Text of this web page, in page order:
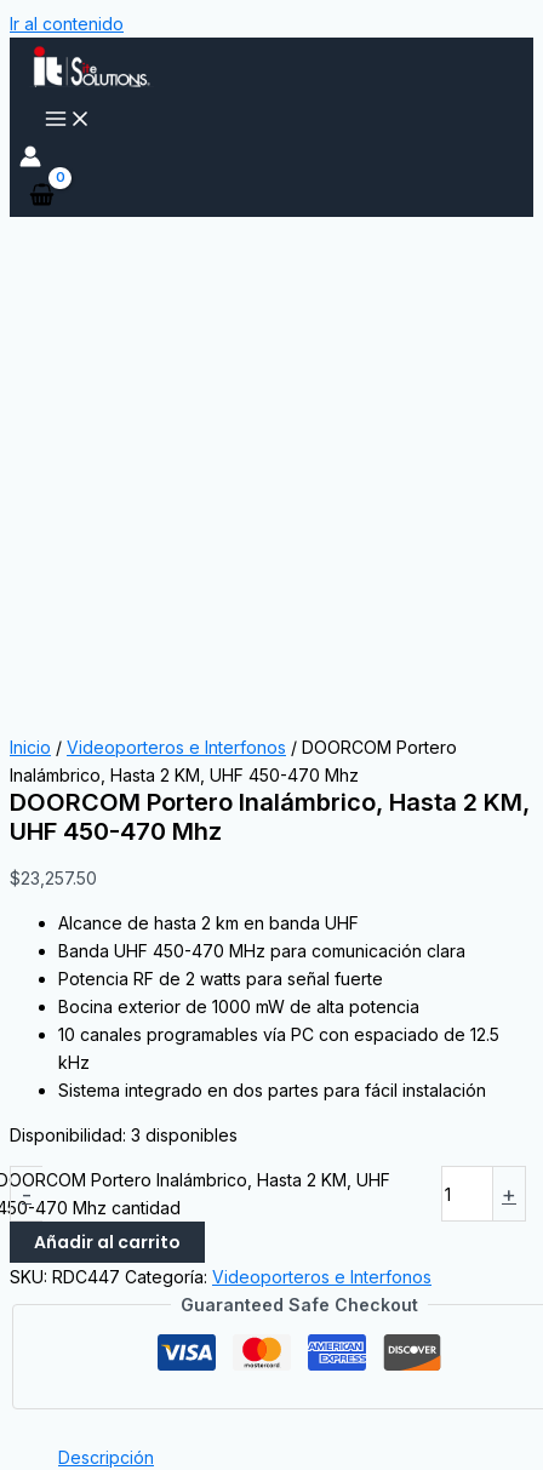
Ir al contenido
Inicio / Videoporteros e Interfonos / DOORCOM Portero
Inalámbrico, Hasta 2 KM, UHF 450-470 Mhz
DOORCOM Portero Inalámbrico, Hasta 2 KM,
UHF 450-470 Mhz
$23,257.50
Alcance de hasta 2 km en banda UHF
Banda UHF 450-470 MHz para comunicación clara
Potencia RF de 2 watts para señal fuerte
Bocina exterior de 1000 mW de alta potencia
10 canales programables vía PC con espaciado de 12.5
kHz
Sistema integrado en dos partes para fácil instalación
Disponibilidad: 3 disponibles
-
Portero Inalámbrico, Hasta 2 KM, UHF
470 Mhz cantidad
+
Añadir al carrito
SKU: RDC447 Categoría: Videoporteros e Interfonos
Guaranteed Safe Checkout
Descripción